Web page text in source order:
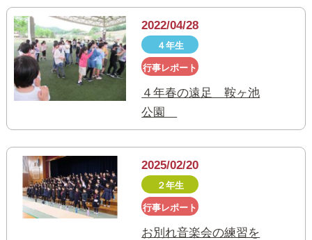
2022/04/28
４年生
行事レポート
４年春の遠足 鞍ヶ池
公園
2025/02/20
２年生
行事レポート
お別れ音楽会の練習を